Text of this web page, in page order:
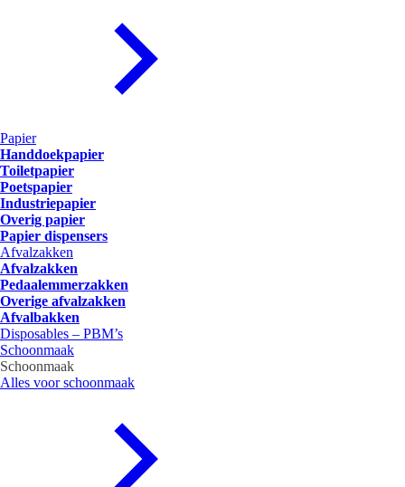
Papier
Handdoekpapier
Toiletpapier
Poetspapier
Industriepapier
Overig papier
Papier dispensers
Afvalzakken
Afvalzakken
Pedaalemmerzakken
Overige afvalzakken
Afvalbakken
Disposables – PBM’s
Schoonmaak
Schoonmaak
Alles voor schoonmaak